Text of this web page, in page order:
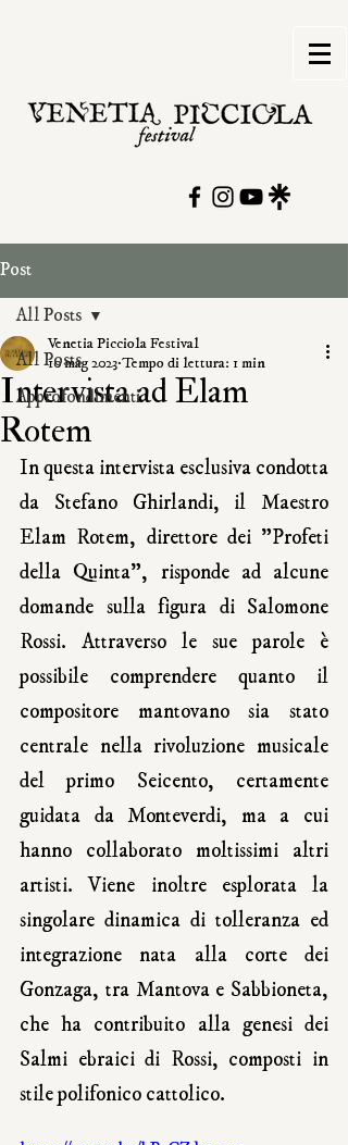
Post
All Posts
Approfondimenti
All Posts
Intervista ad Elam
Rotem
Venetia Picciola Festival
10 mag 2023 Tempo di lettura: 1 min
In questa intervista esclusiva condotta
da Stefano Ghirlandi, il Maestro
Elam Rotem, direttore dei "Profeti
della Quinta", risponde ad alcune
domande sulla figura di Salomone
Rossi. Attraverso le sue parole è
possibile comprendere quanto il
compositore mantovano sia stato
centrale nella rivoluzione musicale
del primo Seicento, certamente
guidata da Monteverdi, ma a cui
hanno collaborato moltissimi altri
artisti. Viene inoltre esplorata la
singolare dinamica di tolleranza ed
integrazione nata alla corte dei
Gonzaga, tra Mantova e Sabbioneta,
che ha contribuito alla genesi dei
Salmi ebraici di Rossi, composti in
stile polifonico cattolico.